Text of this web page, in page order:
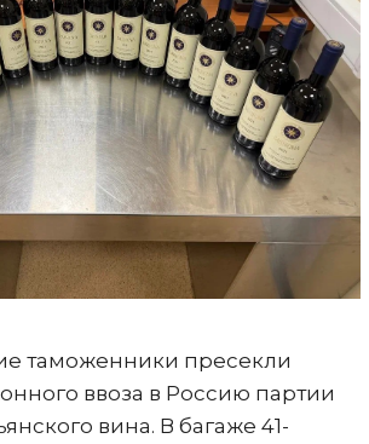
таможенники пресекли
ввоза в Россию партии
вина. В багаже 41-